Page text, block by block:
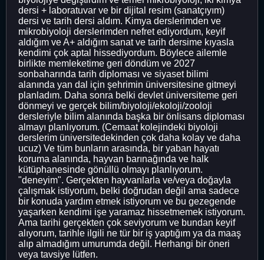
dersi + laboratuvar ve bir dijital resim (sanatçıyım)
dersi ve tarih dersi aldım. Kimya derslerimden ve
mikrobiyoloji derslerimden nefret ediyordum, keyif
aldığım ve A+ aldığım sanat ve tarih dersime kıyasla
kendimi çok aptal hissediyordum. Böylece ailemle
birlikte memleketime geri döndüm ve 2027
sonbaharında tarih diploması ve siyaset bilimi
alanında yan dal için şehrimin üniversitesine gitmeyi
planladım. Daha sonra belki devlet üniversiteme geri
dönmeyi ve gerçek bilim/biyoloji/ekoloji/zooloji
dersleriyle bilim alanında başka bir önlisans diploması
almayı planlıyorum. (Cemaat kolejindeki biyoloji
derslerim üniversitedekinden çok daha kolay ve daha
ucuz) Ve tüm bunların arasında, bir yaban hayatı
koruma alanında, hayvan barınağında ve halk
kütüphanesinde gönüllü olmayı planlıyorum.
"deneyim". Gerçekten hayvanlarla ve/veya doğayla
çalışmak istiyorum, belki doğrudan değil ama sadece
bir konuda yardım etmek istiyorum ve bu gezegende
yaşarken kendimi işe yaramaz hissetmemek istiyorum.
Ama tarihi gerçekten çok seviyorum ve bundan keyif
alıyorum, tarihle ilgili ne tür bir iş yaptığım ya da maaş
alıp almadığım umurumda değil. Herhangi bir öneri
veya tavsiye lütfen.